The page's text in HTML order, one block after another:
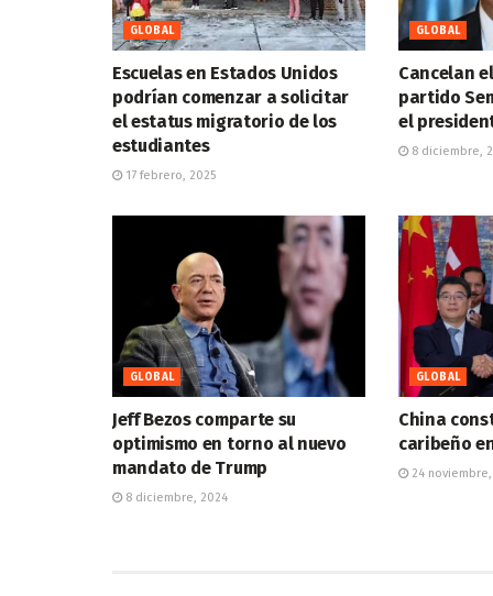
GLOBAL
Escuelas en Estados Unidos
podrían comenzar a solicitar
el estatus migratorio de los
estudiantes
17 febrero, 2025
GLOBAL
Cancelan
partido
el
8 diciembre,
GLOBAL
Jeff Bezos comparte su
optimismo en torno al nuevo
mandato de Trump
8 diciembre, 2024
GLOBAL
China
caribeño
24 noviembre,